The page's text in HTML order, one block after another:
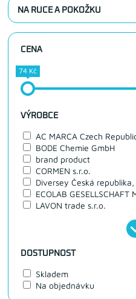
NA RUCE A POKOŽKU
CENA
74 Kč
VÝROBCE
AC MARCA Czech
BODE Chemie GmbH
brand product
CORMEN s.r.o.
Diversey Česká
ECOLAB GESELLSCHAFT
LAVON trade s.r.o.
DOSTUPNOST
Skladem
Na objednávku